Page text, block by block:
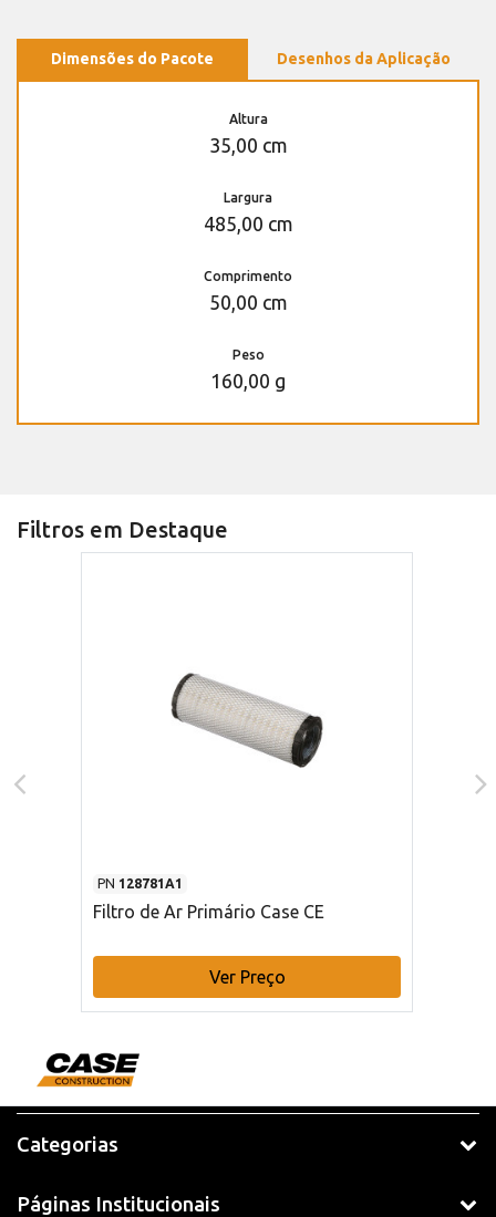
Dimensões do Pacote Desenhos da Aplicação
Altura
35,00 cm
Largura
485,00 cm
Comprimento
50,00 cm
Peso
160,00 g
Filtros em Destaque
PN 128781A1
Filtro de Ar Primário Case CE
Ver Preço
Categorias
Páginas Institucionais